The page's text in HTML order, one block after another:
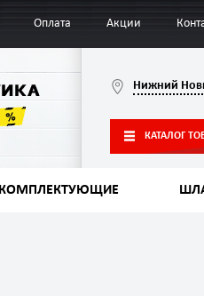
Оплата Акции
Нижний
КАТАЛОГ
КОМПЛЕКТУЮЩИЕ